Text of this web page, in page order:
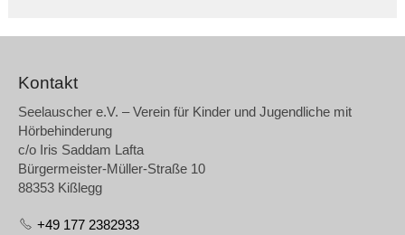
Kontakt
Seelauscher e.V. – Verein für Kinder und Jugendliche mit
Hörbehinderung
c/o Iris Saddam Lafta
Bürgermeister-Müller-Straße 10
88353 Kißlegg
+49 177 2382933